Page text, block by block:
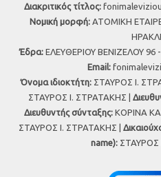
Διακριτικός τίτλος:
Νομική μορφή: ΑΤΟΜΙΚΗ
Έδρα: ΕΛΕΥΘΕΡΙΟΥ ΒΕΝΙΖΕΛΟΥ 96 -
Εmail:
Όνομα ιδιοκτήτη: ΣΤΑΥΡΟΣ Ι.
ΣΤΑΥΡΟΣ Ι. ΣΤΡΑΤΑΚΗΣ |
Διευθυντής σύνταξης:ΚΟΡΙΝΑ
ΣΤΑΥΡΟΣ Ι. ΣΤΡΑΤΑΚΗΣ |
name):ΣΤΑΥΡΟΣ